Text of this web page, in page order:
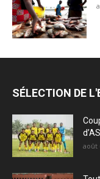
SÉLECTION DE
août